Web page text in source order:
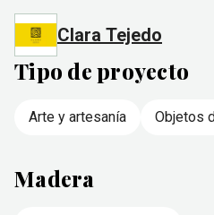
Clara Tejedo
Tipo de proyecto
Arte y artesanía Objetos
Madera